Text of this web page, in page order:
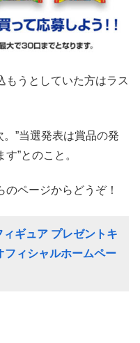
もうとしていた方はラス
”当選発表は賞品の発
”とのこと。
ページからどうぞ！
ギュア プレゼントキ
フィシャルホームペー